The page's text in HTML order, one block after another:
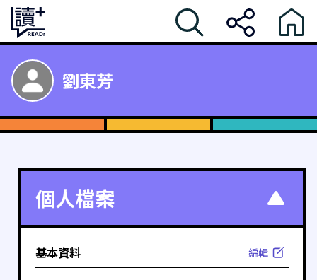
劉東芳
個人檔案
基本資料 編輯